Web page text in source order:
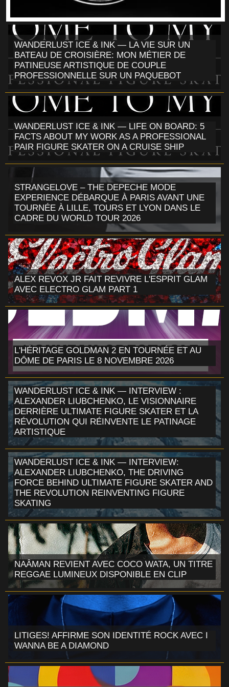
WANDERLUST ICE & INK — LA VIE SUR UN
BATEAU DE CROISIÈRE: MON MÉTIER DE
PATINEUSE ARTISTIQUE DE COUPLE
PROFESSIONNELLE SUR UN PAQUEBOT
WANDERLUST ICE & INK — LIFE ON BOARD: 5
FACTS ABOUT MY WORK AS A PROFESSIONAL
PAIR FIGURE SKATER ON A CRUISE SHIP
STRANGELOVE – THE DEPECHE MODE
EXPERIENCE DÉBARQUE À PARIS AVANT UNE
TOURNÉE À LILLE, TOURS ET LYON DANS LE
CADRE DU WORLD TOUR 2026
ALEX REVOX JR FAIT REVIVRE L'ESPRIT GLAM
AVEC ELECTRO GLAM PART 1
L'HÉRITAGE GOLDMAN 2 EN TOURNÉE ET AU
DÔME DE PARIS LE 8 NOVEMBRE 2026
WANDERLUST ICE & INK — INTERVIEW :
ALEXANDER LIUBCHENKO, LE VISIONNAIRE
DERRIÈRE ULTIMATE FIGURE SKATER ET LA
RÉVOLUTION QUI RÉINVENTE LE PATINAGE
ARTISTIQUE
WANDERLUST ICE & INK — INTERVIEW:
ALEXANDER LIUBCHENKO, THE DRIVING
FORCE BEHIND ULTIMATE FIGURE SKATER AND
THE REVOLUTION REINVENTING FIGURE
SKATING
NAÂMAN REVIENT AVEC COCO WATA, UN TITRE
REGGAE LUMINEUX DISPONIBLE EN CLIP
LITIGES! AFFIRME SON IDENTITÉ ROCK AVEC I
WANNA BE A DIAMOND